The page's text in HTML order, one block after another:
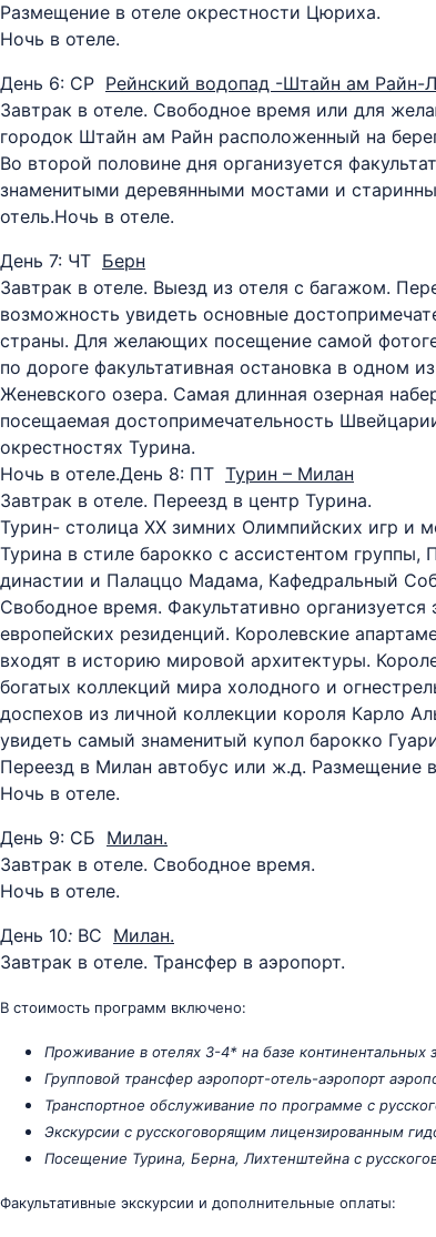
Размещение в отеле окрестности Цюриха.
Ночь в отеле.
День 6: СР Рейнский водопад -Штайн ам Райн-
Завтрак в отеле. Свободное время или для
городок Штайн ам Райн расположенный на
Во второй половине дня организуется
знаменитыми деревянными мостами и
отель.Ночь в отеле.
День 7: ЧТ Берн
Завтрак в отеле. Выезд из отеля с багажом.
возможность увидеть основные
страны. Для желающих посещение самой
по дороге факультативная остановка в одном
Женевского озера. Самая длинная озерная
посещаемая достопримечательность
окрестностях Турина.
Ночь в отеле.День 8: ПТ Турин – Милан
Завтрак в отеле. Переезд в центр Турина.
Турин- столица ХХ зимних Олимпийских игр и
Турина в стиле барокко с ассистентом
династии и Палаццо Мадама, Кафедральный
Свободное время. Факультативно
европейских резиденций. Королевские
входят в историю мировой архитектуры.
богатых коллекций мира холодного и
доспехов из личной коллекции короля Карло
увидеть самый знаменитый купол барокко
Переезд в Милан автобус или ж.д. Размещение
Ночь в отеле.
День 9: СБ Милан.
Завтрак в отеле. Свободное время.
Ночь в отеле.
День 10: ВС Милан.
Завтрак в отеле. Трансфер в аэропорт.
В стоимость программ включено:
Проживание в отелях 3-4* на базе континентальных
Групповой трансфер аэропорт-отель-аэропорт
Транспортное обслуживание по программе с
Экскурсии с русскоговорящим лицензированным
Посещение Турина, Берна, Лихтенштейна с
Факультативные экскурсии и дополнительные оплаты: